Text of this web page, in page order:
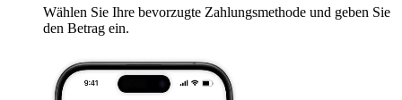
Wählen Sie Ihre bevorzugte Zahlungsmethode und geben Sie
den Betrag ein.